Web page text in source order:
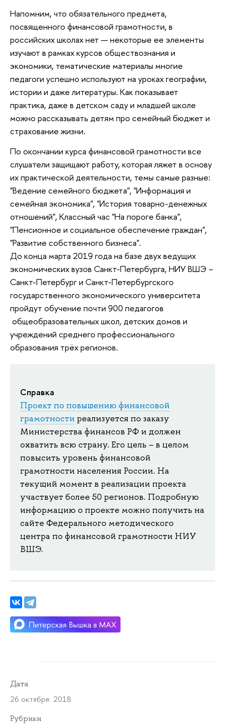
Напомним, что обязательного предмета,
посвященного финансовой грамотности, в
российских школах нет — некоторые ее элементы
изучают в рамках курсов обществознания и
экономики, тематические материалы многие
педагоги успешно используют на уроках географии,
истории и даже литературы. Как показывает
практика, даже в детском саду и младшей школе
можно рассказывать детям про семейный бюджет и
страхование жизни.
По окончании курса финансовой грамотности все
слушатели защищают работу, которая ляжет в основу
их практической деятельности, темы самые разные:
"Ведение семейного бюджета", "Информация и
семейная экономика", "История товарно-денежных
отношений", Классный час "На пороге банка",
"Пенсионное и социальное обеспечение граждан",
"Развитие собственного бизнеса".
До конца марта 2019 года на базе двух ведущих
экономических вузов Санкт-Петербурга, НИУ ВШЭ –
Санкт-Петербург и Санкт-Петербургского
государственного экономического университета
пройдут обучение почти 900 педагогов
общеобразовательных школ, детских домов и
учреждений среднего профессионального
образования трёх регионов.
Справка
Проект по повышению финансовой
грамотности реализуется по заказу
Министерства финансов РФ и должен
охватить всю страну. Его цель – в целом
повысить уровень финансовой
грамотности населения России. На
текущий момент в реализации проекта
участвует более 50 регионов. Подробную
информацию о проекте можно получить на
сайте Федерального методического
центра по финансовой грамотности НИУ
ВШЭ.
Дата
26 октября 2018
Рубрики